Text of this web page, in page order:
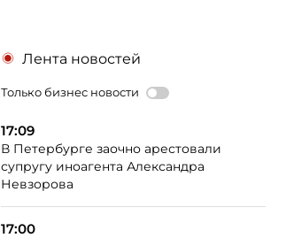
Лента новостей
Только бизнес новости
17:09
В Петербурге заочно арестовали
супругу иноагента Александра
Невзорова
17:00